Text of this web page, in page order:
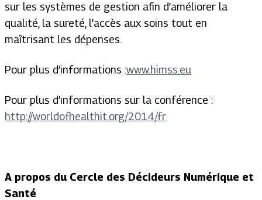
sur les systèmes de gestion afin d’améliorer la
qualité, la sureté, l’accès aux soins tout en
maîtrisant les dépenses.
Pour plus d’informations :www.himss.eu
Pour plus d’informations sur la conférence :
http://worldofhealthit.org/2014/fr
A propos du Cercle des Décideurs Numérique et
Santé